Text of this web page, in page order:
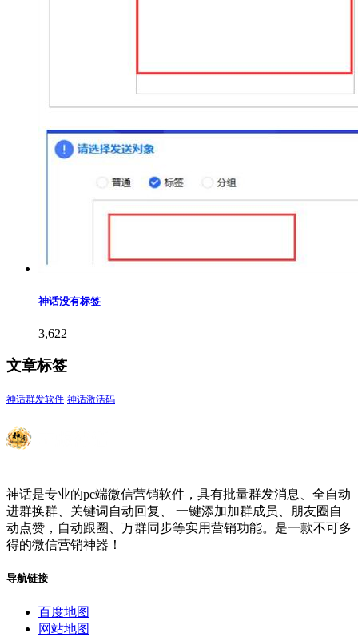
神话没有标签
3,622
文章标签
神话群发软件 神话激活码
神话是专业的pc端微信营销软件，具有批量群发消息、全自动
进群换群、关键词自动回复、 一键添加加群成员、朋友圈自
动点赞，自动跟圈、万群同步等实用营销功能。是一款不可多
得的微信营销神器！
导航链接
百度地图
网站地图